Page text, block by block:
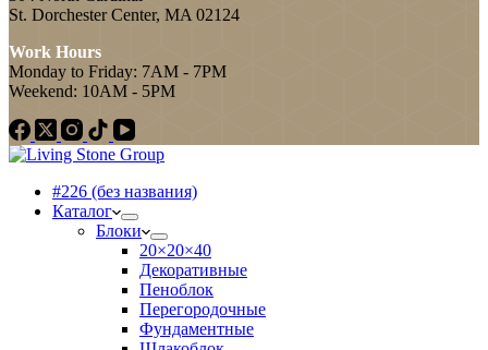
St. Dorchester Center, MA 02124
Work Hours
Monday to Friday: 7AM - 7PM
Weekend: 10AM - 5PM
#226 (без названия)
Каталог
Блоки
20×20×40
Декоративные
Пеноблок
Перегородочные
Фундаментные